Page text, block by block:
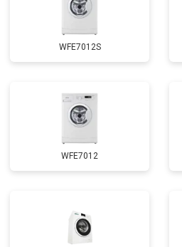
Замена приводного ремня
WFE7012S
WFE7012